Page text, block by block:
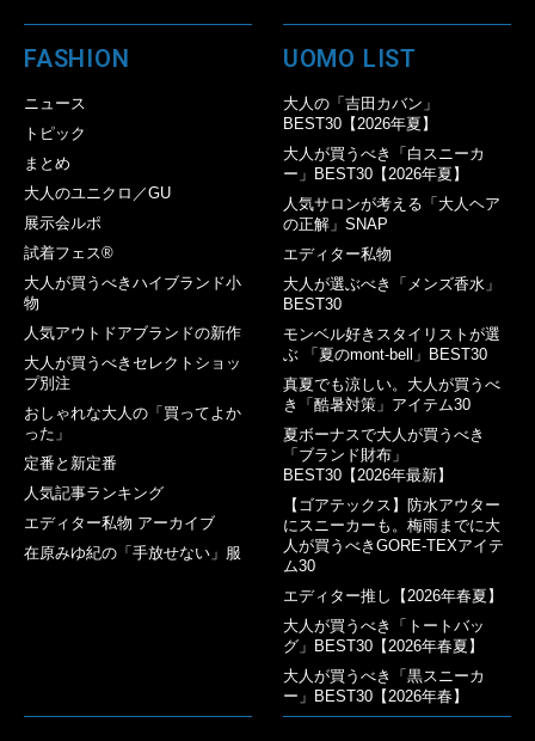
FASHION
ニュース
トピック
まとめ
大人のユニクロ／GU
展示会ルポ
試着フェス®︎
大人が買うべきハイブランド小
物
人気アウトドアブランドの新作
大人が買うべきセレクトショッ
プ別注
おしゃれな大人の「買ってよか
った」
定番と新定番
人気記事ランキング
エディター私物 アーカイブ
在原みゆ紀の「手放せない」服
UOMO LIST
大人の「吉田カバン」
BEST30【2026年夏】
大人が買うべき「白スニーカ
ー」BEST30【2026年夏】
人気サロンが考える「大人ヘア
の正解」SNAP
エディター私物
大人が選ぶべき「メンズ香水」
BEST30
モンベル好きスタイリストが選
ぶ 「夏のmont-bell」BEST30
真夏でも涼しい。大人が買うべ
き「酷暑対策」アイテム30
夏ボーナスで大人が買うべき
「ブランド財布」
BEST30【2026年最新】
【ゴアテックス】防水アウター
にスニーカーも。梅雨までに大
人が買うべきGORE-TEXアイテ
ム30
エディター推し【2026年春夏】
大人が買うべき「トートバッ
グ」BEST30【2026年春夏】
大人が買うべき「黒スニーカ
ー」BEST30【2026年春】